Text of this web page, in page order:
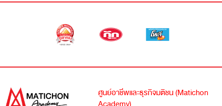
ศูนย์อาชีพและธุรกิจมติชน (Matichon